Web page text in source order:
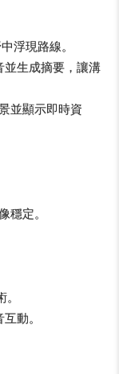
浮現路線。
並生成摘要，讓溝
並顯示即時資
穩定。
動。